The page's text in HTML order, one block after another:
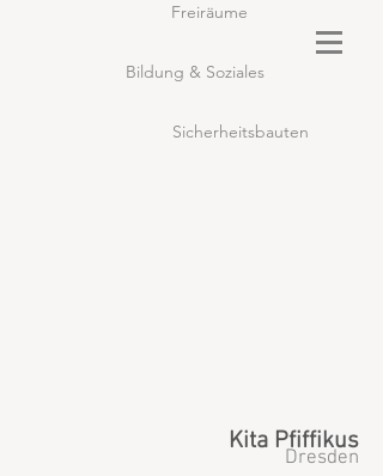
Freiräume
Bildung & Soziales
Sicherheitsbauten
Kita Pfiffikus
Dresden